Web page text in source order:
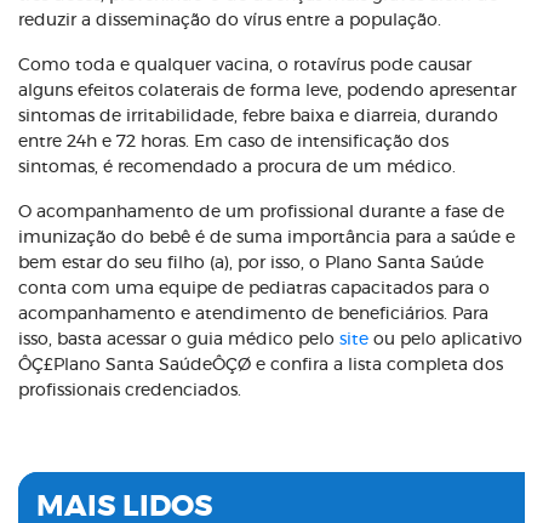
reduzir a disseminação do vírus entre a população.
Como toda e qualquer vacina, o rotavírus pode causar
alguns efeitos colaterais de forma leve, podendo apresentar
sintomas de irritabilidade, febre baixa e diarreia, durando
entre 24h e 72 horas. Em caso de intensificação dos
sintomas, é recomendado a procura de um médico.
O acompanhamento de um profissional durante a fase de
imunização do bebê é de suma importância para a saúde e
bem estar do seu filho (a), por isso, o Plano Santa Saúde
conta com uma equipe de pediatras capacitados para o
acompanhamento e atendimento de beneficiários. Para
isso, basta acessar o guia médico pelo site ou pelo aplicativo
ÔÇ£Plano Santa SaúdeÔÇØ e confira a lista completa dos
profissionais credenciados.
MAIS LIDOS